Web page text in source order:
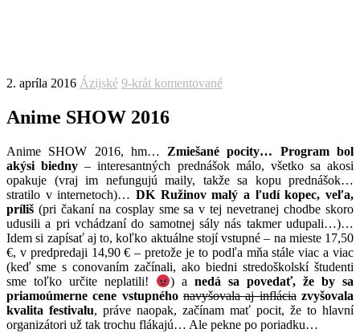
2. apríla 2016 Ázijské 9-krát komentované
Anime SHOW 2016
Anime SHOW 2016, hm… Zmiešané pocity… Program bol
akýsi biedny – interesantných prednášok málo, všetko sa akosi
opakuje (vraj im nefungujú maily, takže sa kopu prednášok…
stratilo v internetoch)… DK Ružinov malý a ľudí kopec, veľa,
príliš (pri čakaní na cosplay sme sa v tej nevetranej chodbe skoro
udusili a pri vchádzaní do samotnej sály nás takmer udupali…)…
Idem si zapísať aj to, koľko aktuálne stojí vstupné – na mieste 17,50
€, v predpredaji 14,90 € – pretože je to podľa mňa stále viac a viac
(keď sme s conovaním začínali, ako biedni stredoškolskí študenti
sme toľko určite neplatili!
) anedá sa povedať, že by sa
priamoúmerne cene vstupného navyšovala aj infláciazvyšovala
kvalita festivalu, práve naopak, začínam mať pocit, že to hlavní
organizátori už tak trochu flákajú… Ale pekne po poriadku…